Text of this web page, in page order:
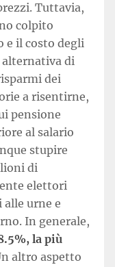
Tuttavia,
colpito
e il costo degli
alternativa di
dei
a risentirne,
pensione
al salario
stupire
di
elettori
alle urne e
In generale,
la più
altro aspetto